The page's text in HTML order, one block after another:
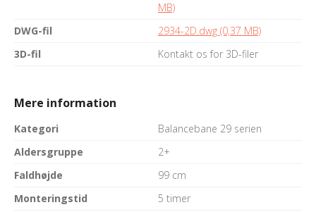
MB)
DWG-fil
2934-2D.dwg (0,37 MB)
3D-fil
Kontakt os for 3D-filer
Mere information
Kategori
Balancebane 29 serien
Aldersgruppe
2+
Faldhøjde
99 cm
Monteringstid
5 timer